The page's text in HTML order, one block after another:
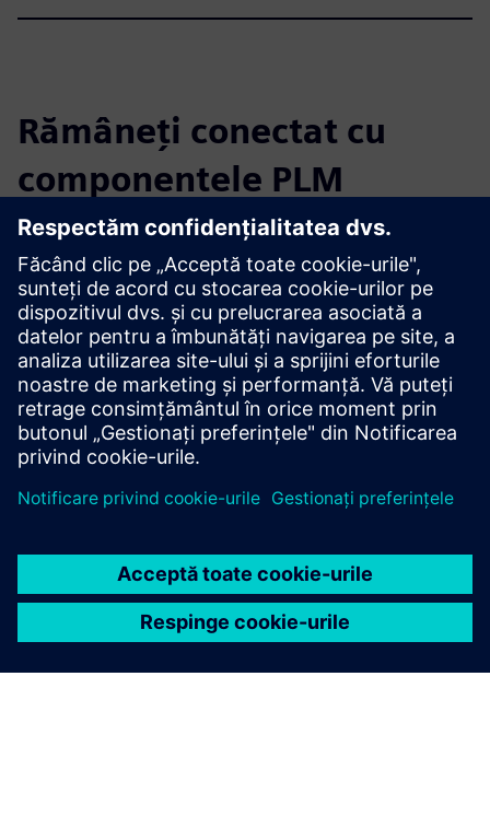
Rămâneți conectat cu
componentele PLM
Citiți blogul
Obțineți noi perspective asupra componentelor PLM și a
pieței PLM în general.
Vizitați blogul PLM Components